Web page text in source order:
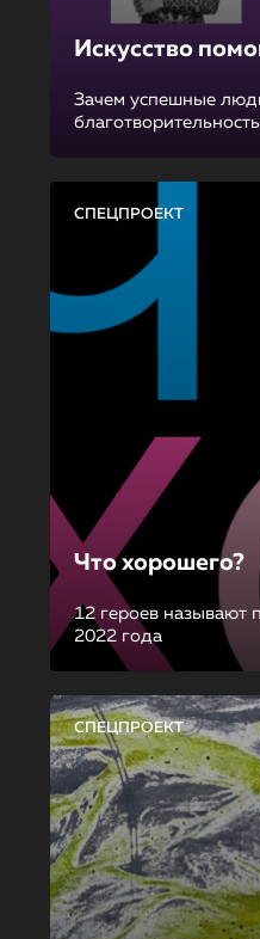
Искусство
Зачем успешные
СПЕЦПРОЕКТ
Что хорошего?
12 героев называют
2022 года
СПЕЦПРОЕКТ